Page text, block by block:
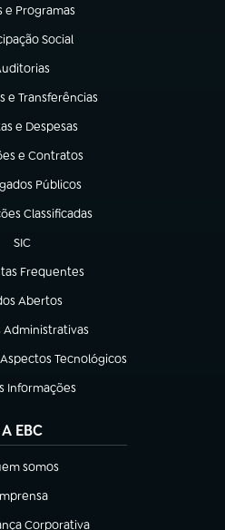
e Programas
nova aba)
Social
nova aba)
em nova aba)
e Transferências
aba)
e Despesas
nova aba)
e Contratos
nova aba)
Públicos
nova aba)
Classificadas
nova aba)
SIC
(abre em nova aba)
Frequentes
nova aba)
Abertos
em nova aba)
Administrativas
nova aba)
Tecnológicos
Informações
nova aba)
A EBC
somos
em nova aba)
em nova aba)
Corporativa